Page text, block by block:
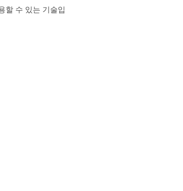
할 수 있는 기술입